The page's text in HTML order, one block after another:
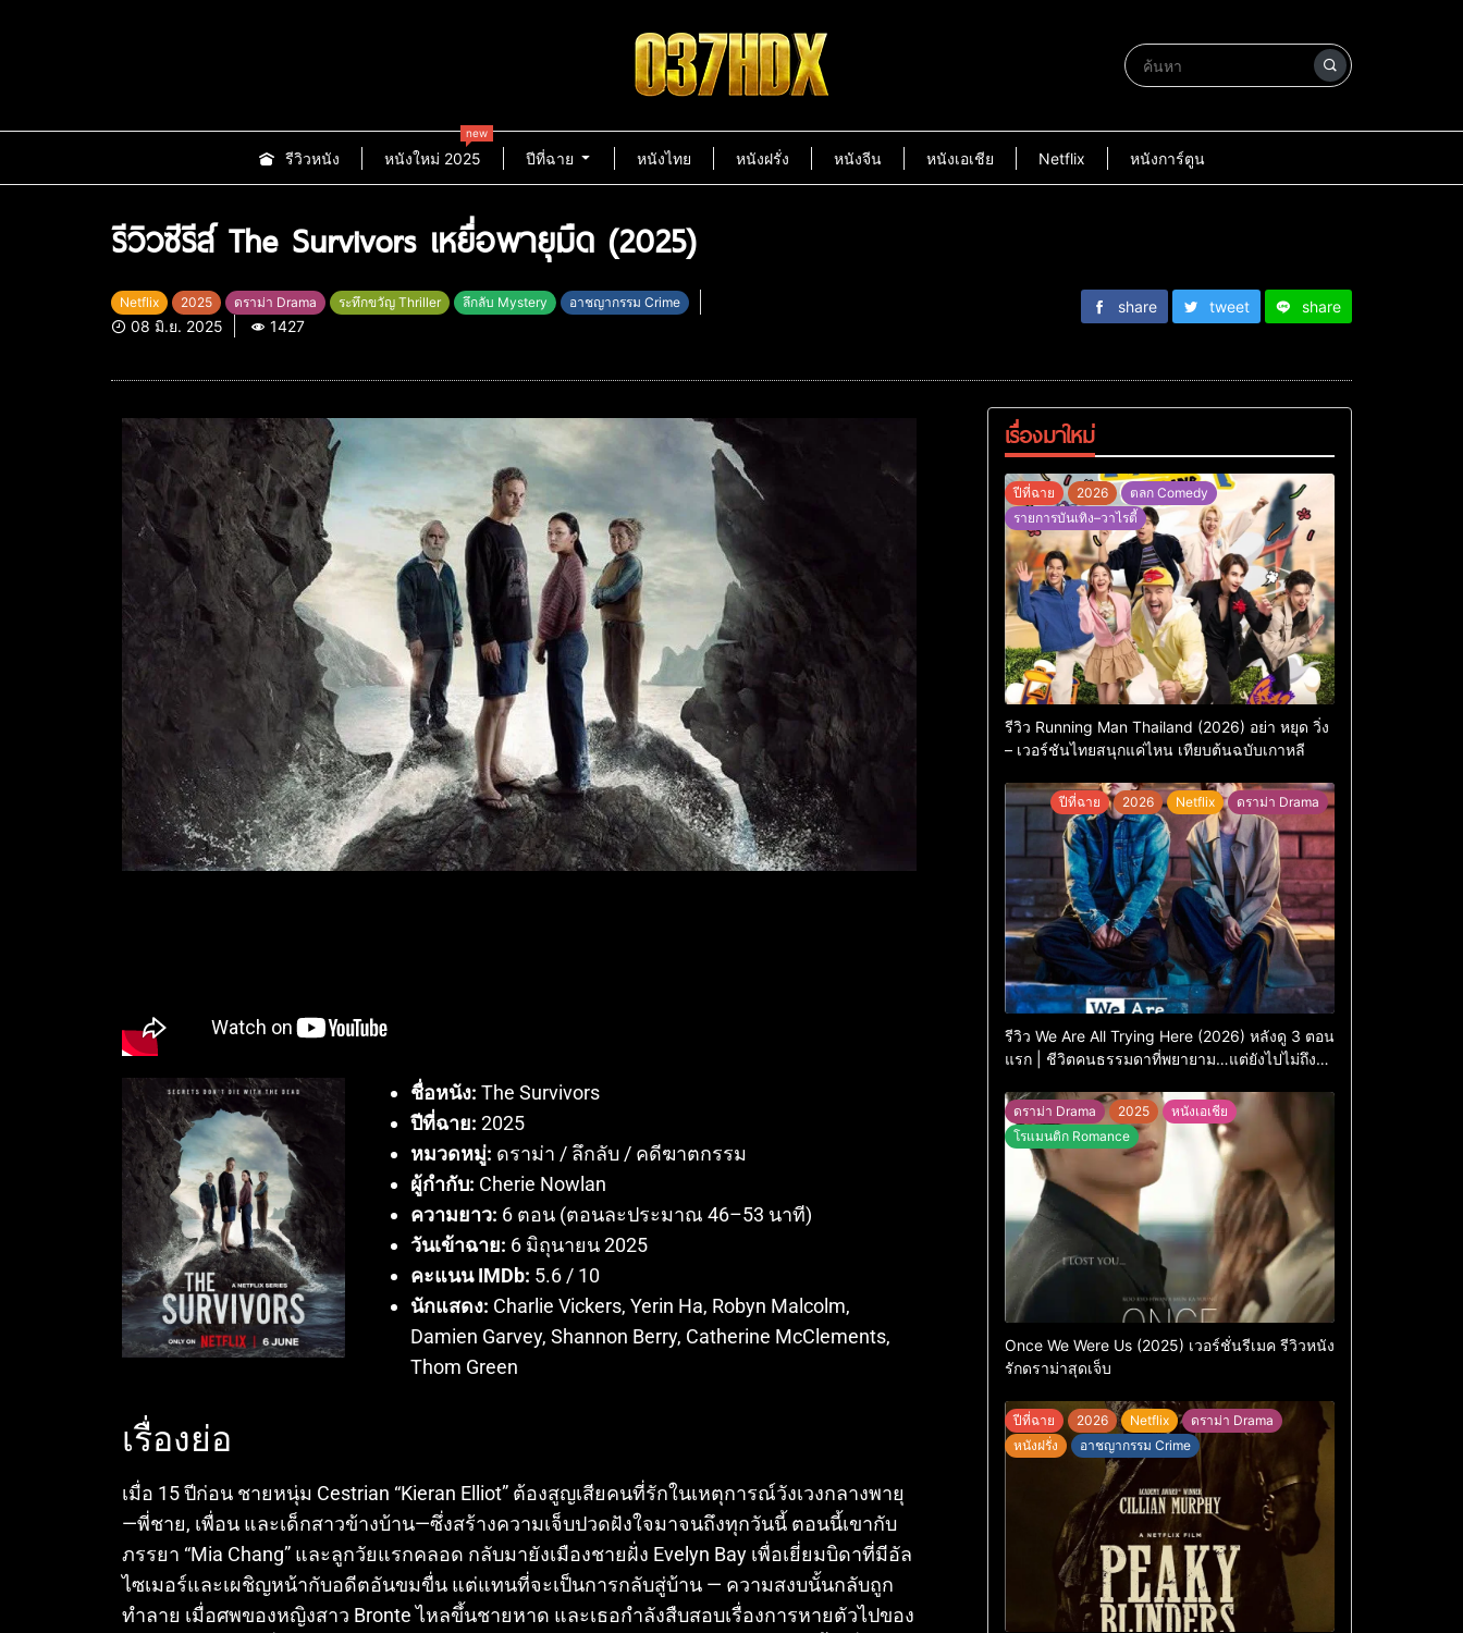
รีวิวหนัง หนังใหม่ 2025
new
ปีที่ฉาย หนังไทย หนังฝรั่ง หนังจีน หนังเอเชีย Netflix หนังการ์ตูน
รีวิวซีรีส์ The Survivors เหยื่อพายุมืด (2025)
Netflix 2025 ดราม่า Drama ระทึกขวัญ Thriller ลึกลับ Mystery อาชญากรรม Crime
08 มิ.ย. 2025 1427
share tweet share
ชื่อหนัง: The Survivors
ปีที่ฉาย: 2025
หมวดหมู่: ดราม่า / ลึกลับ / คดีฆาตกรรม
ผู้กำกับ: Cherie Nowlan
ความยาว: 6 ตอน (ตอนละประมาณ 46–53 นาที)
วันเข้าฉาย: 6 มิถุนายน 2025
คะแนน IMDb: 5.6 / 10
นักแสดง: Charlie Vickers, Yerin Ha, Robyn Malcolm,
Damien Garvey, Shannon Berry, Catherine McClements,
Thom Green
เรื่องย่อ
เมื่อ 15 ปีก่อน ชายหนุ่ม Cestrian “Kieran Elliot” ต้องสูญเสียคนที่รักในเหตุการณ์วังเวงกลางพายุ
—พี่ชาย, เพื่อน และเด็กสาวข้างบ้าน—ซึ่งสร้างความเจ็บปวดฝังใจมาจนถึงทุกวันนี้ ตอนนี้เขากับ
ภรรยา “Mia Chang” และลูกวัยแรกคลอด กลับมายังเมืองชายฝั่ง Evelyn Bay เพื่อเยี่ยมบิดาที่มีอัล
ไซเมอร์และเผชิญหน้ากับอดีตอันขมขื่น แต่แทนที่จะเป็นการกลับสู่บ้าน — ความสงบนั้นกลับถูก
ทำลาย เมื่อศพของหญิงสาว Bronte ไหลขึ้นชายหาด และเธอกำลังสืบสอบเรื่องการหายตัวไปของ
เรื่องมาใหม่
ปีที่ฉาย 2026
ตลก Comedy
รายการบันเทิง–วาไรตี้
รีวิว Running Man Thailand (2026) อย่า หยุด วิ่ง
– เวอร์ชันไทยสนุกแค่ไหน เทียบต้นฉบับเกาหลี
ปีที่ฉาย 2026 Netflix ดราม่า Drama
รีวิว We Are All Trying Here (2026) หลังดู 3 ตอน
แรก | ชีวิตคนธรรมดาที่พยายาม…แต่ยังไปไม่ถึง
ดราม่า Drama 2025
หนังเอเชีย
โรแมนติก Romance
Once We Were Us (2025) เวอร์ชั่นรีเมค รีวิวหนัง
รักดราม่าสุดเจ็บ
ปีที่ฉาย 2026 Netflix
ดราม่า Drama
หนังฝรั่ง
อาชญากรรม Crime